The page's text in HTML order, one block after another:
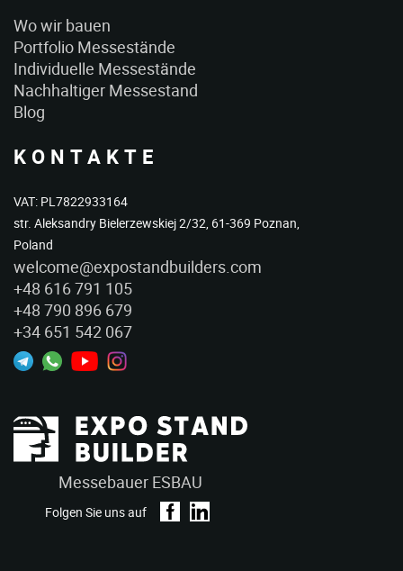
Messebauer ESBAU
Folgen Sie uns auf
Wo wir bauen
Portfolio Messestände
Individuelle Messestände
Nachhaltiger Messestand
Blog
KONTAKTE
VAT: PL7822933164
str. Aleksandry Bielerzewskiej 2/32, 61-369 Poznan,
Poland
welcome@expostandbuilders.com
+48 616 791 105
+48 790 896 679
+34 651 542 067